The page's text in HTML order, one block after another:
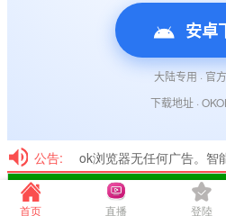
公告:
首页 直播 登陸